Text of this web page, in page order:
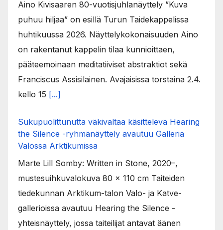
Aino Kivisaaren 80-vuotisjuhlanäyttely ”Kuva
puhuu hiljaa” on esillä Turun Taidekappelissa
huhtikuussa 2026. Näyttelykokonaisuuden Aino
on rakentanut kappelin tilaa kunnioittaen,
pääteemoinaan meditatiiviset abstraktiot sekä
Franciscus Assisilainen. Avajaisissa torstaina 2.4.
kello 15 [...]
Sukupuolittunutta väkivaltaa käsittelevä Hearing
the Silence -ryhmänäyttely avautuu Galleria
Valossa Arktikumissa
Marte Lill Somby: Written in Stone, 2020–,
mustesuihkuvalokuva 80 x 110 cm Taiteiden
tiedekunnan Arktikum-talon Valo- ja Katve-
gallerioissa avautuu Hearing the Silence -
yhteisnäyttely, jossa taiteilijat antavat äänen